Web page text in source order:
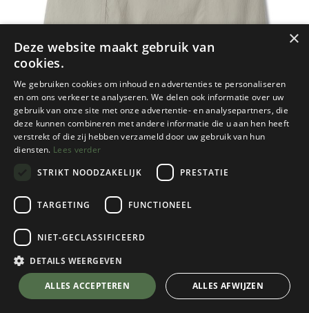
Royal Robbins
Discovery III Skort Dames
Sandstone
Kies een maat
💬 Stel je vraag over dit product via WhatsApp
×
Deze website maakt gebruik van
cookies.
We gebruiken cookies om inhoud en advertenties te personaliseren
en om ons verkeer te analyseren. We delen ook informatie over uw
gebruik van onze site met onze advertentie- en analysepartners, die
deze kunnen combineren met andere informatie die u aan hen heeft
verstrekt of die zij hebben verzameld door uw gebruik van hun
diensten. Lees verder
STRIKT NOODZAKELIJK
PRESTATIE
TARGETING FUNCTIONEEL
NIET-GECLASSIFICEERD
DETAILS WEERGEVEN
ALLES ACCEPTEREN ALLES AFWIJZEN